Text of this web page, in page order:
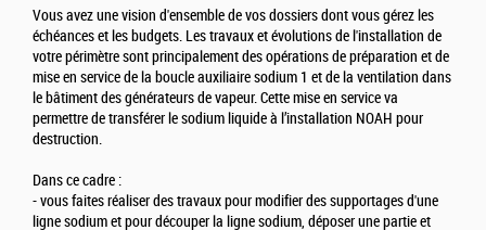
Vous avez une vision d'ensemble de vos dossiers dont vous gérez les
échéances et les budgets. Les travaux et évolutions de l'installation de
votre périmètre sont principalement des opérations de préparation et de
mise en service de la boucle auxiliaire sodium 1 et de la ventilation dans
le bâtiment des générateurs de vapeur. Cette mise en service va
permettre de transférer le sodium liquide à l’installation NOAH pour
destruction.
Dans ce cadre :
- vous faites réaliser des travaux pour modifier des supportages d'une
ligne sodium et pour découper la ligne sodium, déposer une partie et